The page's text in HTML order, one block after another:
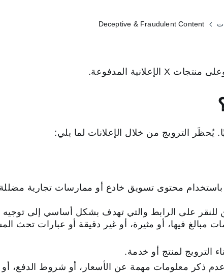
Deceptive & Fraudulent Content
باستخدام محتوى تسويق خادع أو ممارسات تجارية
للنقر على الرابط والتي تهدف بشكل أساسي إلى
فيها، أو مثيرة، أو غير دقيقة أو عبارات تحث
الترويج لمنتج أو خدمة.
ذكر معلومات مهمة عن الأسعار، أو شروط الدفع، أو